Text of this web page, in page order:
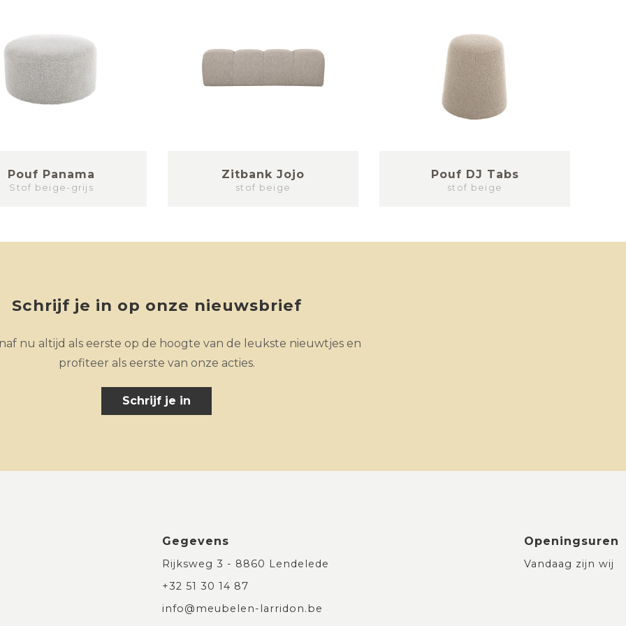
Pouf Panama
Stof beige-grijs
Zitbank Jojo
stof beige
Pouf DJ Tabs
stof beige
Schrijf je in op onze nieuwsbrief
nu altijd als eerste op de hoogte van de leukste nieuwtjes en
profiteer als eerste van onze acties.
Schrijf je in
Gegevens
Rijksweg 3 - 8860 Lendelede
+32 51 30 14 87
info@meubelen-larridon.be
Openingsuren
Vandaag zijn wij